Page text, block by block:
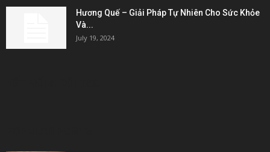
Hương Quế – Giải Pháp Tự Nhiên Cho Sức Khỏe
Và...
July 19, 2024